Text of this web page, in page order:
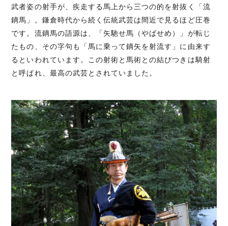
武者姿の射手が、疾走する馬上から三つの的を射抜く「流
鏑馬」。鎌倉時代から続く伝統武芸は間近で見るほど圧巻
です。流鏑馬の語源は、「矢馳せ馬（やばせめ）」が転じ
たもの、その字句も「馬に乗って鏑矢を射流す」に由来す
るといわれています。この射術と馬術との結びつきは騎射
と呼ばれ、最高の武芸とされていました。